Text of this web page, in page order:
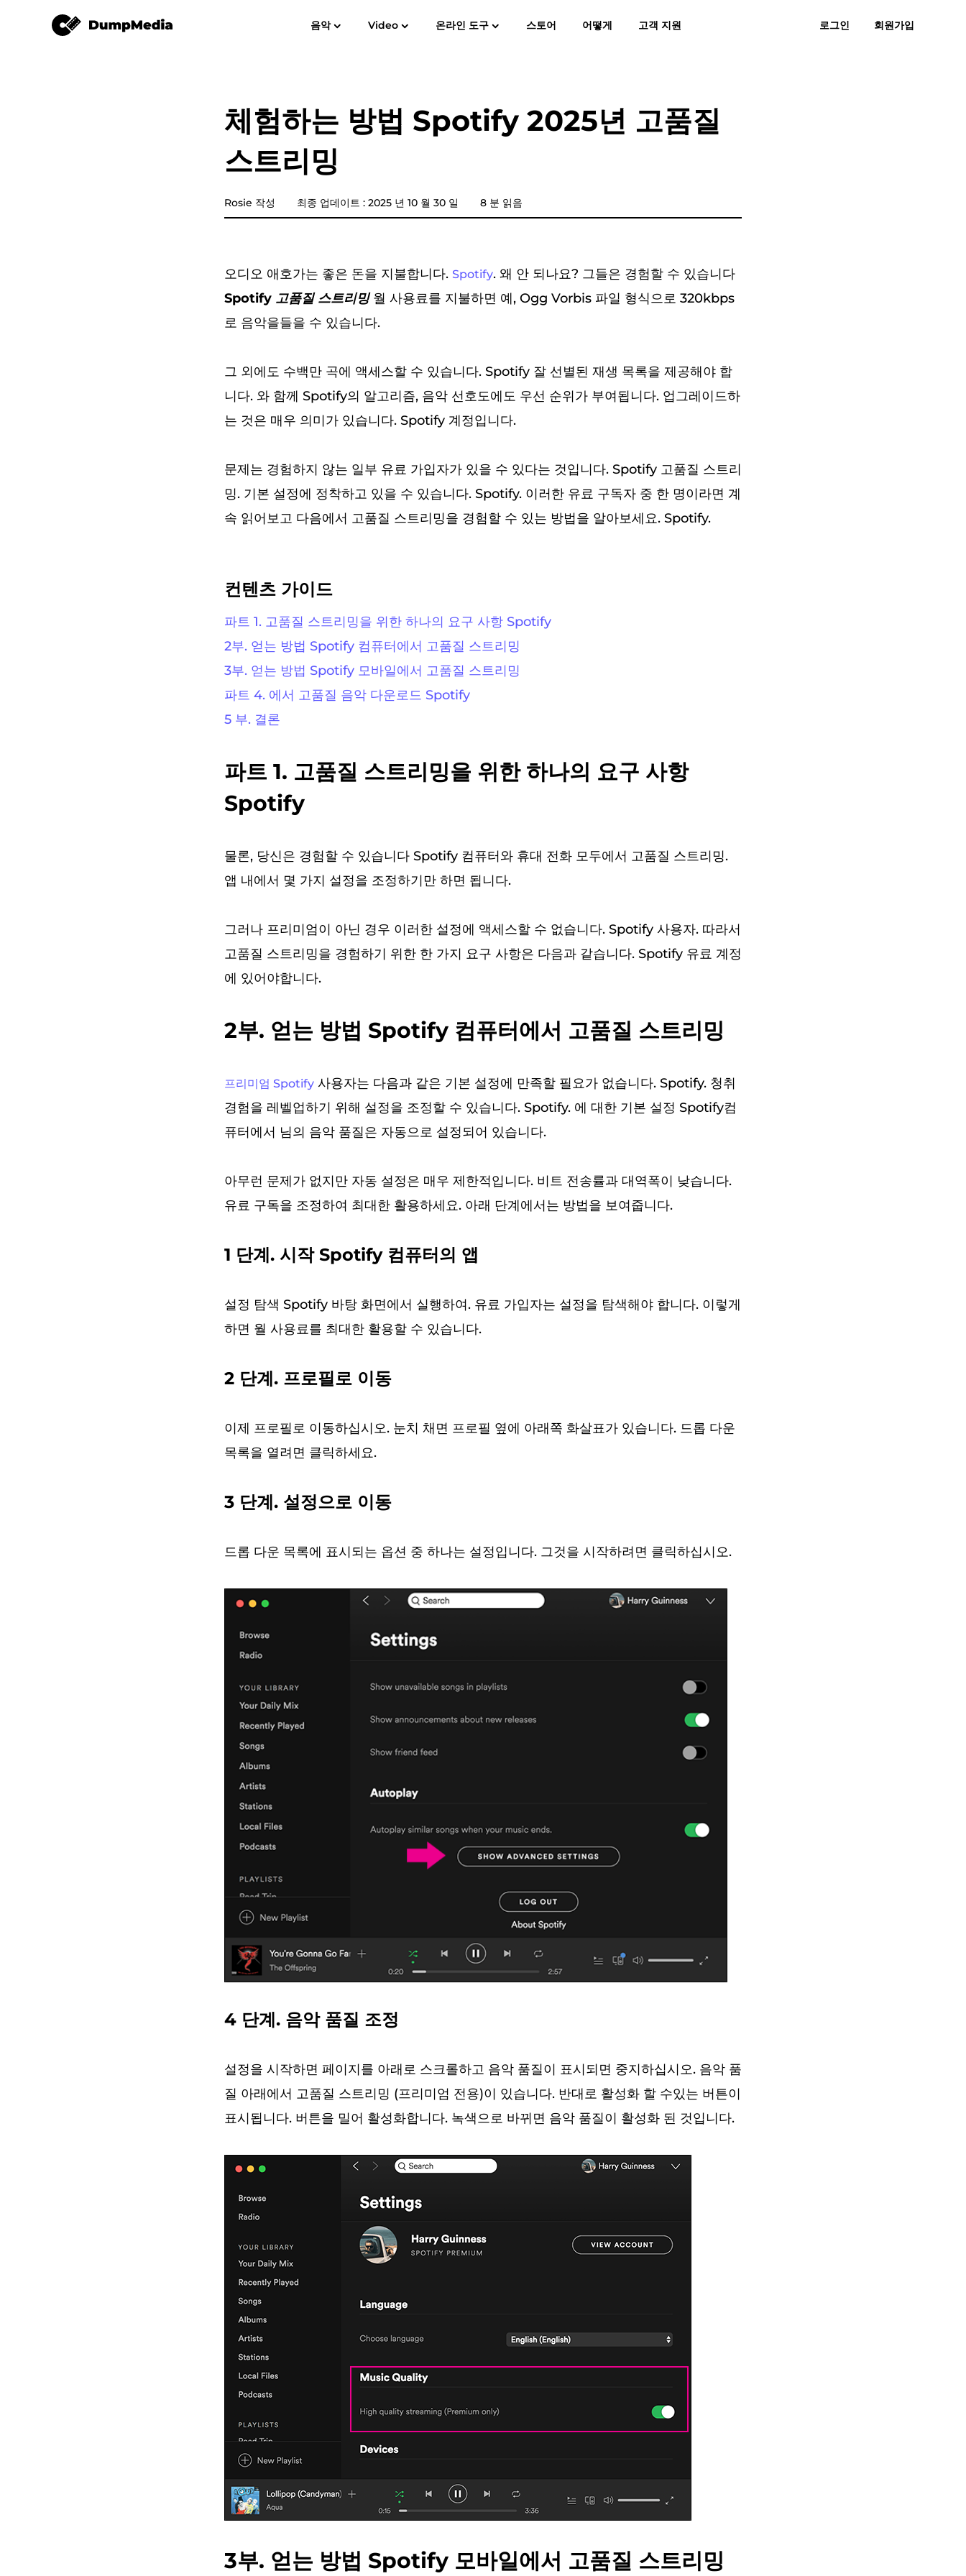
음악
애플 뮤직 변환기 YouTube 음악 변환기
Amazon Music Converter
판도라 음악 변환기
Video 온라인 도구 스토어 어떻게 고객 지원 로그인 회원가입
튠솔로 Spotify Music Converter 사용자 가이드 자주 묻는 질문 지금 구매하기
체험하는 방법 Spotify 2025년 고품질
스트리밍
Rosie 작성 최종 업데이트 : 2025 년 10 월 30 일 8 분 읽음
오디오 애호가는 좋은 돈을 지불합니다. Spotify. 왜 안 되나요? 그들은 경험할 수 있습니다
Spotify 고품질 스트리밍월 사용료를 지불하면 예, Ogg Vorbis 파일 형식으로 320kbps
로 음악을들을 수 있습니다.
그 외에도 수백만 곡에 액세스할 수 있습니다. Spotify 잘 선별된 재생 목록을 제공해야 합
니다. 와 함께 Spotify의 알고리즘, 음악 선호도에도 우선 순위가 부여됩니다. 업그레이드하
는 것은 매우 의미가 있습니다. Spotify 계정입니다.
문제는 경험하지 않는 일부 유료 가입자가 있을 수 있다는 것입니다. Spotify 고품질 스트리
밍. 기본 설정에 정착하고 있을 수 있습니다. Spotify. 이러한 유료 구독자 중 한 명이라면 계
속 읽어보고 다음에서 고품질 스트리밍을 경험할 수 있는 방법을 알아보세요. Spotify.
컨텐츠 가이드
파트 1. 고품질 스트리밍을 위한 하나의 요구 사항 Spotify
2부. 얻는 방법 Spotify 컴퓨터에서 고품질 스트리밍
3부. 얻는 방법 Spotify 모바일에서 고품질 스트리밍
파트 4. 에서 고품질 음악 다운로드 Spotify
5 부. 결론
파트 1. 고품질 스트리밍을 위한 하나의 요구 사항
Spotify
물론, 당신은 경험할 수 있습니다 Spotify 컴퓨터와 휴대 전화 모두에서 고품질 스트리밍.
앱 내에서 몇 가지 설정을 조정하기만 하면 됩니다.
그러나 프리미엄이 아닌 경우 이러한 설정에 액세스할 수 없습니다. Spotify 사용자. 따라서
고품질 스트리밍을 경험하기 위한 한 가지 요구 사항은 다음과 같습니다. Spotify 유료 계정
에 있어야합니다.
2부. 얻는 방법 Spotify 컴퓨터에서 고품질 스트리밍
프리미엄 Spotify 사용자는 다음과 같은 기본 설정에 만족할 필요가 없습니다. Spotify. 청취
경험을 레벨업하기 위해 설정을 조정할 수 있습니다. Spotify. 에 대한 기본 설정 Spotify컴
퓨터에서 님의 음악 품질은 자동으로 설정되어 있습니다.
아무런 문제가 없지만 자동 설정은 매우 제한적입니다. 비트 전송률과 대역폭이 낮습니다.
유료 구독을 조정하여 최대한 활용하세요. 아래 단계에서는 방법을 보여줍니다.
1 단계. 시작 Spotify 컴퓨터의 앱
설정 탐색 Spotify 바탕 화면에서 실행하여. 유료 가입자는 설정을 탐색해야 합니다. 이렇게
하면 월 사용료를 최대한 활용할 수 있습니다.
2 단계. 프로필로 이동
이제 프로필로 이동하십시오. 눈치 채면 프로필 옆에 아래쪽 화살표가 있습니다. 드롭 다운
목록을 열려면 클릭하세요.
3 단계. 설정으로 이동
드롭 다운 목록에 표시되는 옵션 중 하나는 설정입니다. 그것을 시작하려면 클릭하십시오.
4 단계. 음악 품질 조정
설정을 시작하면 페이지를 아래로 스크롤하고 음악 품질이 표시되면 중지하십시오. 음악 품
질 아래에서 고품질 스트리밍 (프리미엄 전용)이 있습니다. 반대로 활성화 할 수있는 버튼이
표시됩니다. 버튼을 밀어 활성화합니다. 녹색으로 바뀌면 음악 품질이 활성화 된 것입니다.
3부. 얻는 방법 Spotify 모바일에서 고품질 스트리밍